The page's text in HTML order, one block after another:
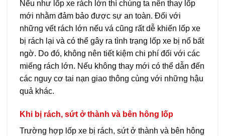
Nếu như lốp xe rách lớn thì chúng ta nên thay lốp
mới nhằm đảm bảo được sự an toàn. Đối với
những vết rách lớn nếu vá cũng rất dễ khiến lốp xe
bị rách lại và có thể gây ra tình trạng lốp xe bị nổ bất
ngờ. Do đó, không nên tiết kiệm chi phí đối với các
miếng rách lớn. Nếu không thay mới có thể dẫn đến
các nguy cơ tai nạn giao thông cùng với những hậu
quả khác.
Khi bị rách, sứt ở thành và bên hông lốp
Trường hợp lốp xe bị rách, sứt ở thành và bên hông